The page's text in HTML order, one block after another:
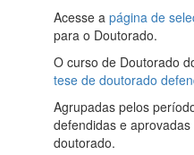
Acesse a página de
para o Doutorado.
O curso de Doutorado
tese de doutorado
Agrupadas pelos
defendidas e aprovadas
doutorado.